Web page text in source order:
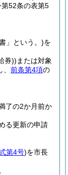
52条の表第5
」という。)を
券)) または対象
前条第4項の
了の2か月前か
る更新の申請
第4号)を市長